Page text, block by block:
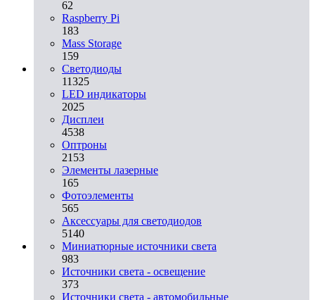
62
Raspberry Pi
183
Mass Storage
159
Светодиоды
11325
LED индикаторы
2025
Дисплеи
4538
Оптроны
2153
Элементы лазерные
165
Фотоэлементы
565
Аксессуары для светодиодов
5140
Миниатюрные источники света
983
Источники света - освещение
373
Источники света - автомобильные